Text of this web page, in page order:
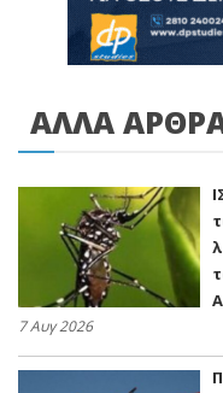
ΑΛΛΑ
7 Αυγ 2026